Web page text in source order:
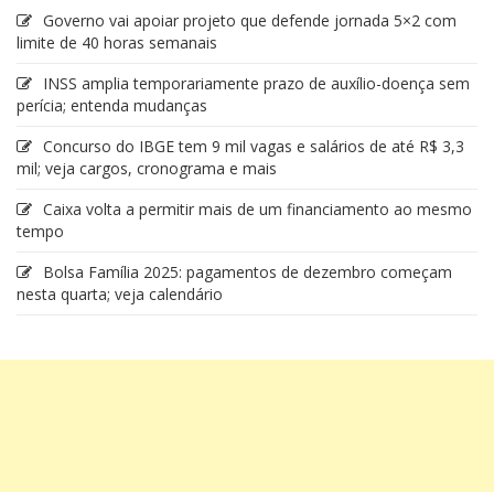
Governo vai apoiar projeto que defende jornada 5×2 com
limite de 40 horas semanais
INSS amplia temporariamente prazo de auxílio-doença sem
perícia; entenda mudanças
Concurso do IBGE tem 9 mil vagas e salários de até R$ 3,3
mil; veja cargos, cronograma e mais
Caixa volta a permitir mais de um financiamento ao mesmo
tempo
Bolsa Família 2025: pagamentos de dezembro começam
nesta quarta; veja calendário